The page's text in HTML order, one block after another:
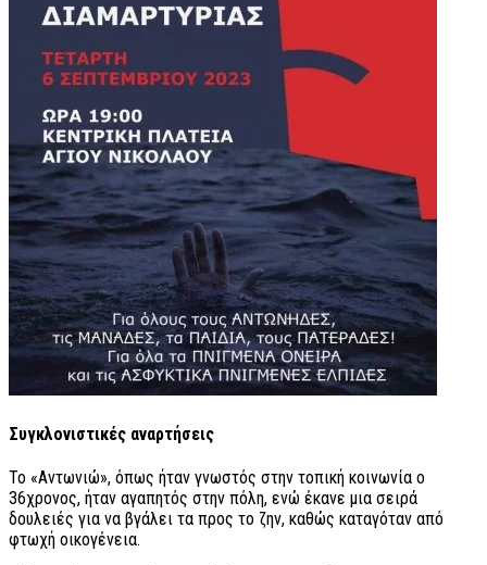
Συγκλονιστικές αναρτήσεις
Το «Αντωνιώ», όπως ήταν γνωστός στην τοπική κοινωνία ο
36χρονος, ήταν αγαπητός στην πόλη, ενώ έκανε μια σειρά
δουλειές για να βγάλει τα προς το ζην, καθώς καταγόταν από
φτωχή οικογένεια.